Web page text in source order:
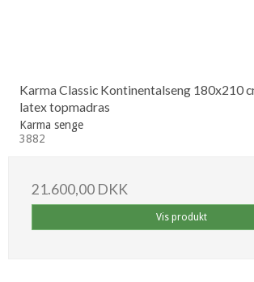
Karma Classic Kontinentalseng 180x210
latex topmadras
Karma senge
3882
21.600,00 DKK
Vis produkt